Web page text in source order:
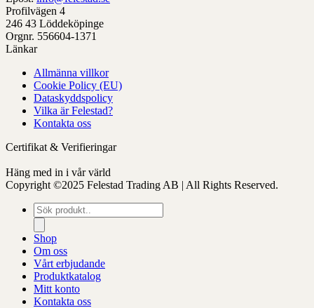
Profilvägen 4
246 43 Löddeköpinge
Orgnr. 556604-1371
Länkar
Allmänna villkor
Cookie Policy (EU)
Dataskyddspolicy
Vilka är Felestad?
Kontakta oss
Certifikat & Verifieringar
Häng med in i vår värld
Copyright ©2025 Felestad Trading AB | All Rights Reserved.
Produktsökning
Shop
Om oss
Vårt erbjudande
Produktkatalog
Mitt konto
Kontakta oss